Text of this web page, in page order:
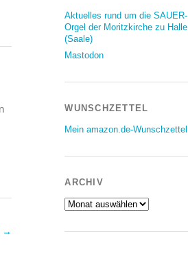
→
Aktuelles rund um die SAUER-
Orgel der Moritzkirche zu Halle
(Saale)
Mastodon
WUNSCHZETTEL
Mein amazon.de-Wunschzettel
ARCHIV
Archiv